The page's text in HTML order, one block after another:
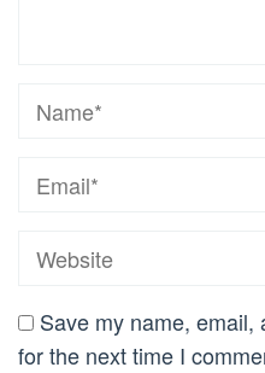
Save my name,
for the next time I